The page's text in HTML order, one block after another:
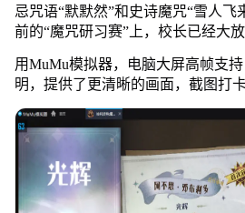
忌咒语“默默然”和史诗魔咒“雪人飞
前的“魔咒研习赛”上，校长已经大放
用MuMu模拟器，电脑大屏高帧支
明，提供了更清晰的画面，截图打